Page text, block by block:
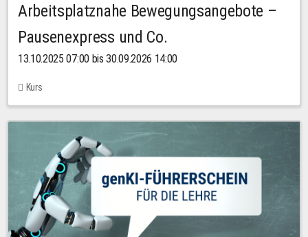
Arbeitsplatznahe Bewegungsangebote –
Pausenexpress und Co.
13.10.2025 07:00 bis 30.09.2026 14:00
Kurs